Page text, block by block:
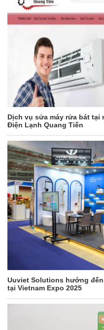
Dịch vụ sửa máy rửa bát tại
Điện Lạnh Quang Tiến
Uuviet Solutions hướng
tại Vietnam Expo 2025